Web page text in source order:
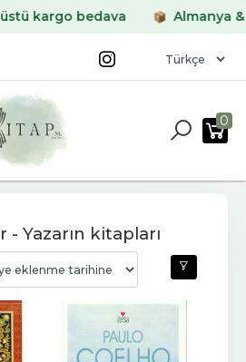
bedava Almanya &
0
- Yazarın kitapları